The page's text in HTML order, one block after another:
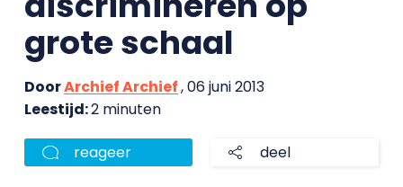
grote schaal
DoorArchief Archief, 06 juni 2013
Leestijd:2 minuten
reageer deel